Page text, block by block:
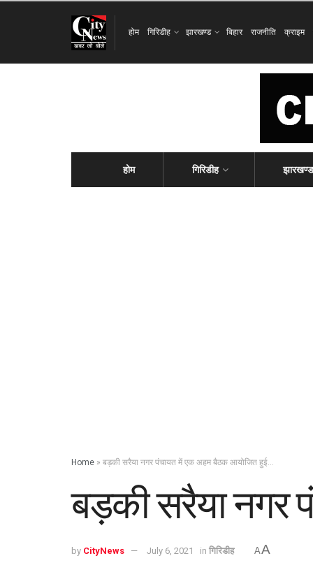
होम गिरिडीह झारखण्ड बिहार राजनीति क्राइम
होम गिरिडीह
Home » बड़की सरैया नगर पंचायत में एक अहम बैठक आयोजित हुई…
बड़की सरैया
by CityNews July 6, 2021 in गिरिडीह AA